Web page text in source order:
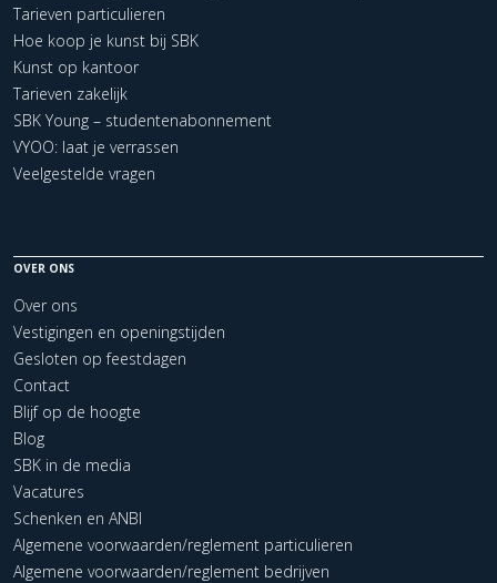
Tarieven particulieren
Hoe koop je kunst bij SBK
Kunst op kantoor
Tarieven zakelijk
SBK Young – studentenabonnement
VYOO: laat je verrassen
Veelgestelde vragen
OVER ONS
Over ons
Vestigingen en openingstijden
Gesloten op feestdagen
Contact
Blijf op de hoogte
Blog
SBK in de media
Vacatures
Schenken en ANBI
Algemene voorwaarden/reglement particulieren
Algemene voorwaarden/reglement bedrijven